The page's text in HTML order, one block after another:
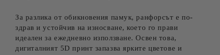
За разлика от обикновения памук, ранфорсът е по-
здрав и устойчив на износване, което го прави
идеален за ежедневно използване. Освен това,
дигиталният 5D принт запазва ярките цветове и